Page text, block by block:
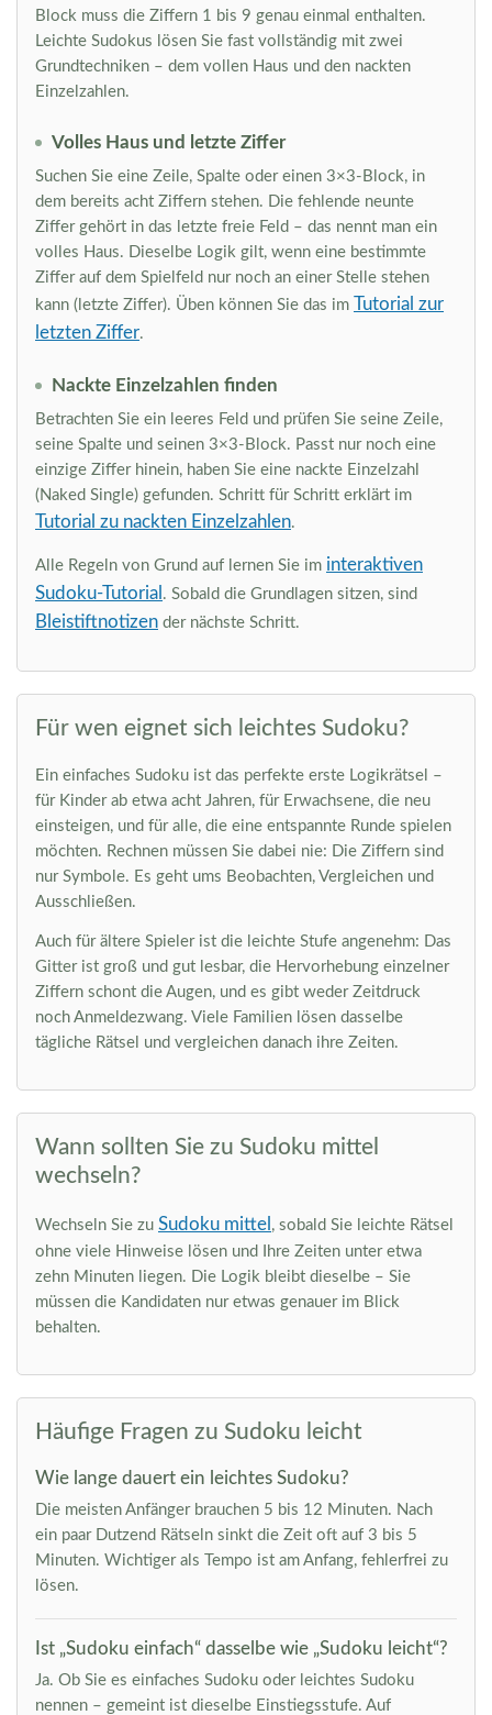
Block muss die Ziffern 1 bis 9 genau einmal enthalten.
Leichte Sudokus lösen Sie fast vollständig mit zwei
Grundtechniken – dem vollen Haus und den nackten
Einzelzahlen.
Volles Haus und letzte Ziffer
Suchen Sie eine Zeile, Spalte oder einen 3×3-Block, in
dem bereits acht Ziffern stehen. Die fehlende neunte
Ziffer gehört in das letzte freie Feld – das nennt man ein
volles Haus. Dieselbe Logik gilt, wenn eine bestimmte
Ziffer auf dem Spielfeld nur noch an einer Stelle stehen
kann (letzte Ziffer). Üben können Sie das im Tutorial zur
letzten Ziffer.
Nackte Einzelzahlen finden
Betrachten Sie ein leeres Feld und prüfen Sie seine Zeile,
seine Spalte und seinen 3×3-Block. Passt nur noch eine
einzige Ziffer hinein, haben Sie eine nackte Einzelzahl
(Naked Single) gefunden. Schritt für Schritt erklärt im
Tutorial zu nackten Einzelzahlen.
Alle Regeln von Grund auf lernen Sie im interaktiven
Sudoku-Tutorial . Sobald die Grundlagen sitzen, sind
Bleistiftnotizen der nächste Schritt.
Für wen eignet sich leichtes Sudoku?
Ein einfaches Sudoku ist das perfekte erste Logikrätsel –
für Kinder ab etwa acht Jahren, für Erwachsene, die neu
einsteigen, und für alle, die eine entspannte Runde spielen
möchten. Rechnen müssen Sie dabei nie: Die Ziffern sind
nur Symbole. Es geht ums Beobachten, Vergleichen und
Ausschließen.
Auch für ältere Spieler ist die leichte Stufe angenehm: Das
Gitter ist groß und gut lesbar, die Hervorhebung einzelner
Ziffern schont die Augen, und es gibt weder Zeitdruck
noch Anmeldezwang. Viele Familien lösen dasselbe
tägliche Rätsel und vergleichen danach ihre Zeiten.
Wann sollten Sie zu Sudoku mittel
wechseln?
Wechseln Sie zu Sudoku mittel , sobald Sie leichte Rätsel
ohne viele Hinweise lösen und Ihre Zeiten unter etwa
zehn Minuten liegen. Die Logik bleibt dieselbe – Sie
müssen die Kandidaten nur etwas genauer im Blick
behalten.
Häufige Fragen zu Sudoku leicht
Wie lange dauert ein leichtes Sudoku?
Die meisten Anfänger brauchen 5 bis 12 Minuten. Nach
ein paar Dutzend Rätseln sinkt die Zeit oft auf 3 bis 5
Minuten. Wichtiger als Tempo ist am Anfang, fehlerfrei zu
lösen.
Ist „Sudoku einfach“ dasselbe wie „Sudoku leicht“?
Ja. Ob Sie es einfaches Sudoku oder leichtes Sudoku
nennen – gemeint ist dieselbe Einstiegsstufe. Auf